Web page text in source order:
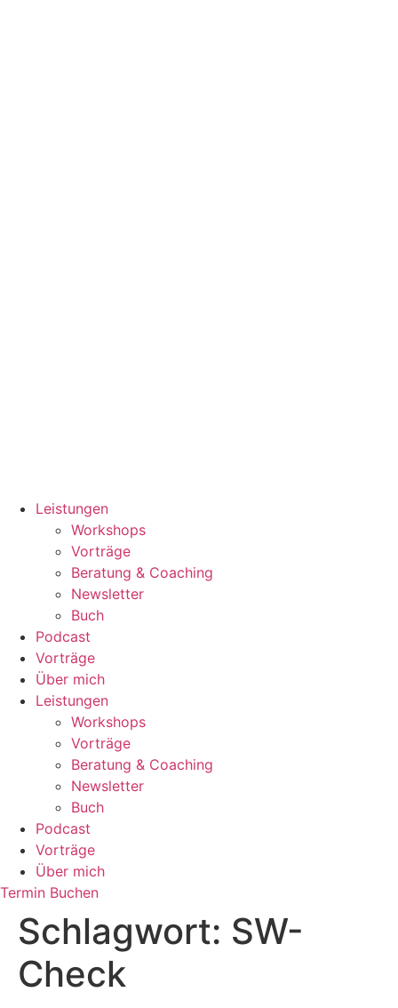
Leistungen
Workshops
Vorträge
Beratung & Coaching
Newsletter
Buch
Podcast
Vorträge
Über mich
Leistungen
Workshops
Vorträge
Beratung & Coaching
Newsletter
Buch
Podcast
Vorträge
Über mich
Termin Buchen
Schlagwort: SW-
Check